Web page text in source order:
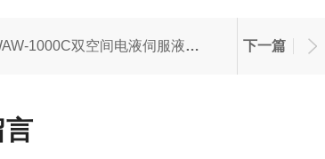
1000C双空间电液伺服液压万能试验机 下一篇
言